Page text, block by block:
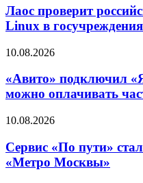
Лаос проверит
Linux в
10.08.2026
«Авито» подключил
можно оплачивать
10.08.2026
Сервис «По пути»
«Метро Москвы»